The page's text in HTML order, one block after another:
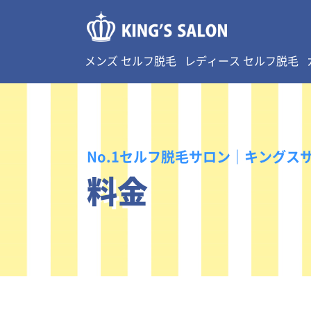
メンズ セルフ脱毛 レディース セルフ脱毛
No.1セルフ脱毛サロン｜キングス
料金